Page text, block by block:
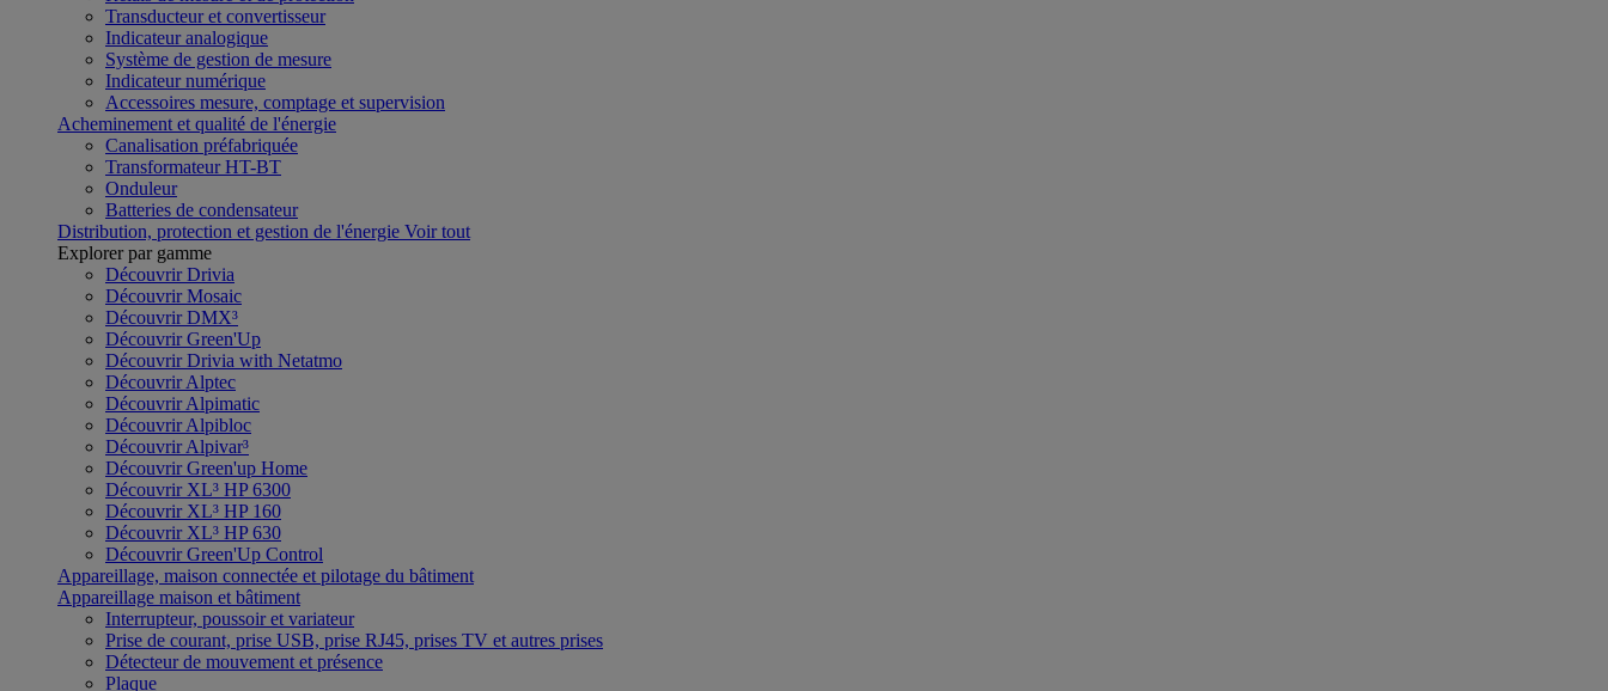
Transducteur et convertisseur
Indicateur analogique
Système de gestion de mesure
Indicateur numérique
Accessoires mesure, comptage et supervision
Acheminement et qualité de l'énergie
Canalisation préfabriquée
Transformateur HT-BT
Onduleur
Batteries de condensateur
Distribution, protection et gestion de l'énergie Voir tout
Explorer par gamme
Découvrir Drivia
Découvrir Mosaic
Découvrir DMX³
Découvrir Green'Up
Découvrir Drivia with Netatmo
Découvrir Alptec
Découvrir Alpimatic
Découvrir Alpibloc
Découvrir Alpivar³
Découvrir Green'up Home
Découvrir XL³ HP 6300
Découvrir XL³ HP 160
Découvrir XL³ HP 630
Découvrir Green'Up Control
Appareillage, maison connectée et pilotage du bâtiment
Appareillage maison et bâtiment
Interrupteur, poussoir et variateur
Prise de courant, prise USB, prise RJ45, prises TV et autres prises
Détecteur de mouvement et présence
Plaque